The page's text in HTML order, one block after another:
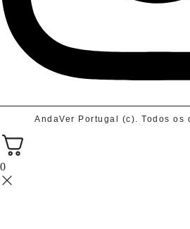
AndaVer Portugal (c). Todos os
0